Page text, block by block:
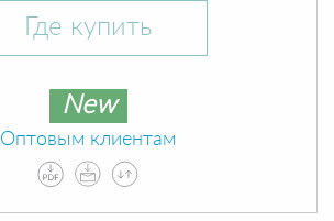
Где купить
New
Оптовым клиентам